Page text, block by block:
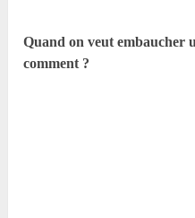
Quand on veut embaucher
comment ?